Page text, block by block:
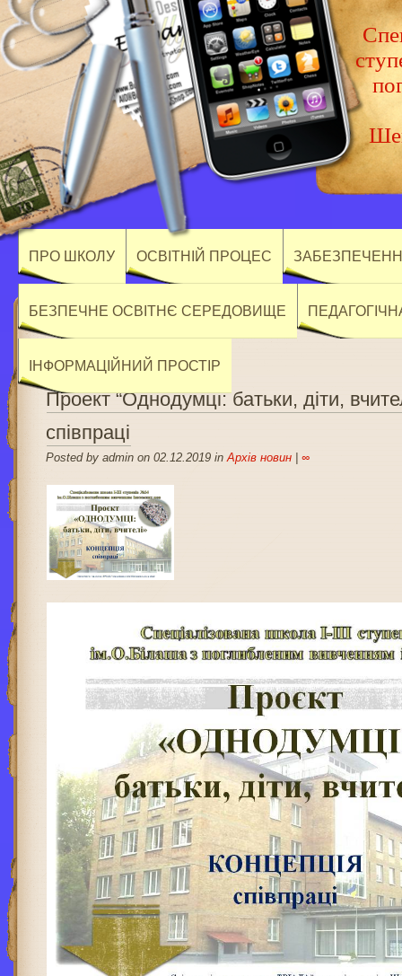
ПРО ШКОЛУ ОСВІТНІЙ ПРОЦЕС
БЕЗПЕЧНЕ ОСВІТНЄ СЕРЕДОВИЩЕ
ІНФОРМАЦІЙНИЙ ПРОСТІР
Проект “Однодумці: батьки, діти,
співпраці
Posted by admin on 02.12.2019 inАрхів новин |∞